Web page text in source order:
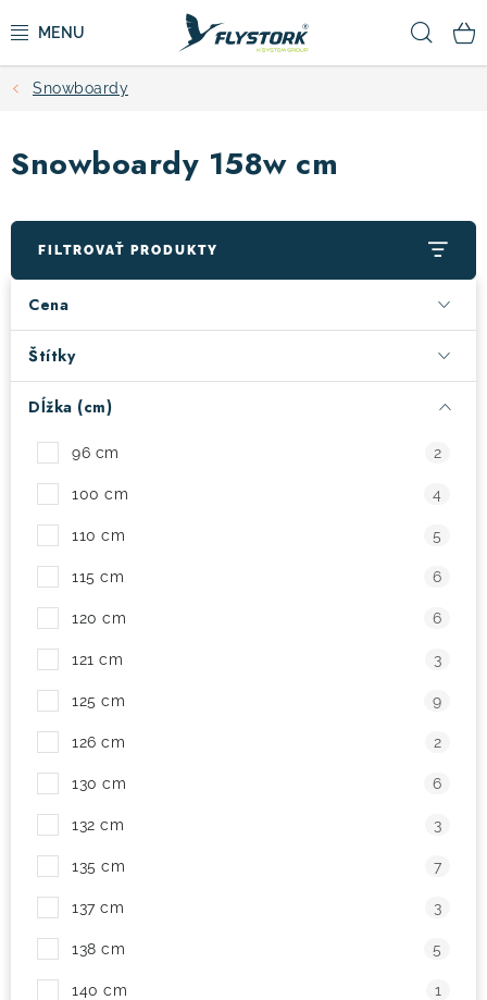
na
CYKLISTIKA
ZIMNÉ ŠPORTY
KOLOBEŽKY
OBLEČENIE A TOPÁNKY
CAMPING
VÝPREDAJ
! Akcie ! Obchodné podmienky
Moja objednávka
Snowboardy
Snowboardy 158w cm
FILTROVAŤ PRODUKTY
Cena
Štítky
Dĺžka (cm)
96 cm 2
100 cm 4
110 cm 5
115 cm 6
120 cm 6
121 cm 3
125 cm 9
126 cm 2
130 cm 6
132 cm 3
135 cm 7
137 cm 3
138 cm 5
140 cm 1